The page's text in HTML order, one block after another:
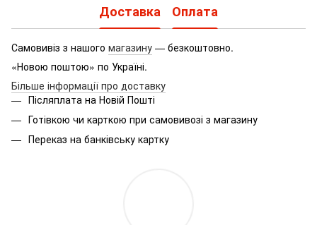
Доставка Оплата
Самовивіз з нашого магазину — безкоштовно.
«Новою поштою» по Україні.
Більше інформації про доставку
Післяплата на Новій Пошті
Готівкою чи карткою при самовивозі з магазину
Переказ на банківську картку